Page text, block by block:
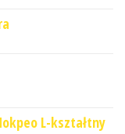
L-kształtny